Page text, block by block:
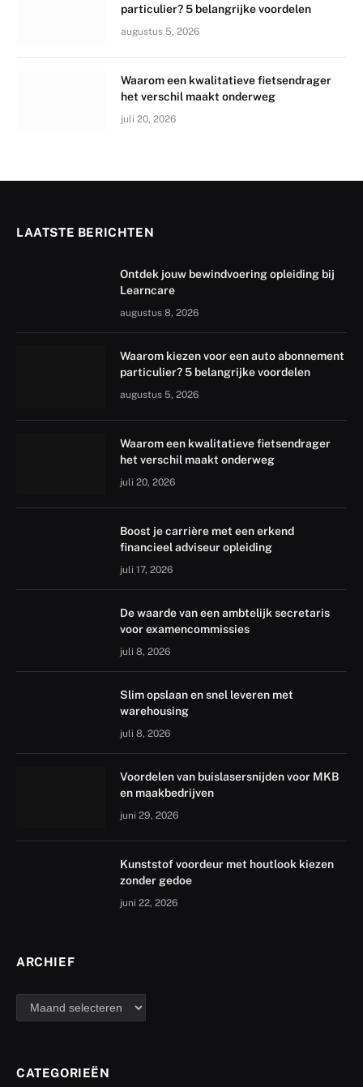
particulier? 5 belangrijke voordelen
augustus 5, 2026
Waarom een kwalitatieve fietsendrager
het verschil maakt onderweg
juli 20, 2026
LAATSTE BERICHTEN
Ontdek jouw bewindvoering opleiding bij
Learncare
augustus 8, 2026
Waarom kiezen voor een auto abonnement
particulier? 5 belangrijke voordelen
augustus 5, 2026
Waarom een kwalitatieve fietsendrager
het verschil maakt onderweg
juli 20, 2026
Boost je carrière met een erkend
financieel adviseur opleiding
juli 17, 2026
De waarde van een ambtelijk secretaris
voor examencommissies
juli 8, 2026
Slim opslaan en snel leveren met
warehousing
juli 8, 2026
Voordelen van buislasersnijden voor MKB
en maakbedrijven
juni 29, 2026
Kunststof voordeur met houtlook kiezen
zonder gedoe
juni 22, 2026
ARCHIEF
archief
CATEGORIEËN